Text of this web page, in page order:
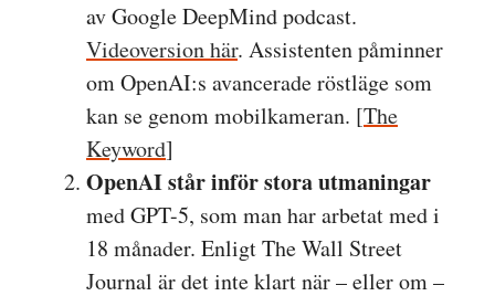
av Google DeepMind podcast.
Videoversion här. Assistenten påminner
om OpenAI:s avancerade röstläge som
kan se genom mobilkameran. [The
Keyword]
OpenAI står inför stora utmaningar
med GPT-5, som man har arbetat med i
18 månader. Enligt The Wall Street
Journal är det inte klart när – eller om –